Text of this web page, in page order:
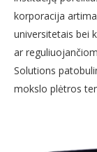
korporacija
universitetais bei
ar
Solutions
mokslo plėtros